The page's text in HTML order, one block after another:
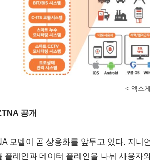
< 엑스
공개
모델이 곧 상용화를 앞두고 있다. 지
플레인과 데이터 플레인을 나눠 사용자